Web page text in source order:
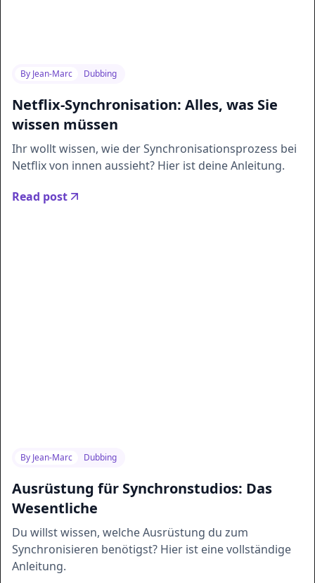
By Jean-Marc Dubbing
Netflix-Synchronisation: Alles, was Sie
wissen müssen
Ihr wollt wissen, wie der Synchronisationsprozess bei
Netflix von innen aussieht? Hier ist deine Anleitung.
Read post
By Jean-Marc Dubbing
Ausrüstung für Synchronstudios: Das
Wesentliche
Du willst wissen, welche Ausrüstung du zum
Synchronisieren benötigst? Hier ist eine vollständige
Anleitung.